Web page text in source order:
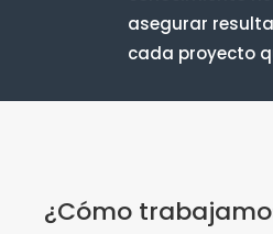
asegurar
cada proyecto
¿Cómo